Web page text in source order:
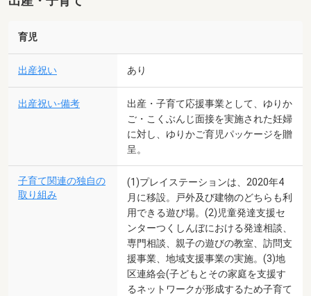
育児
出産祝い あり
出産祝い-備考
出産・子育て応援事業として、ゆりか
ご・こくぶんじ面接を実施された妊婦
に対し、ゆりかご育児パッケージを贈
呈。
子育て関連の独自の
取り組み
(1)プレイステーションは、2020年4
月に移設。戸外及び建物のどちらも利
用できる遊び場。(2)児童発達支援セ
ンターつくしんぼにおける発達相談、
専門相談、親子の遊びの教室、訪問支
援事業、地域支援事業の実施。(3)地
区連絡会(子どもとその家庭を支援す
るネットワークが形成するため子育て